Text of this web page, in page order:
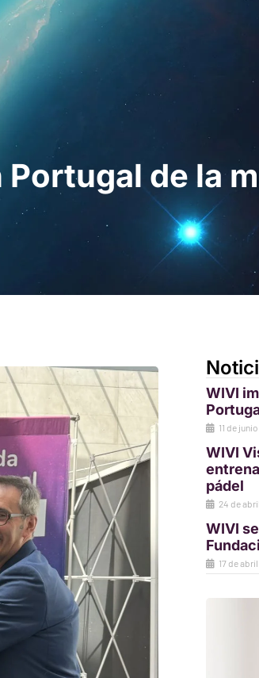
de la
WIVI
11 de
WIVI
pádel
24 de
WIVI
17 de